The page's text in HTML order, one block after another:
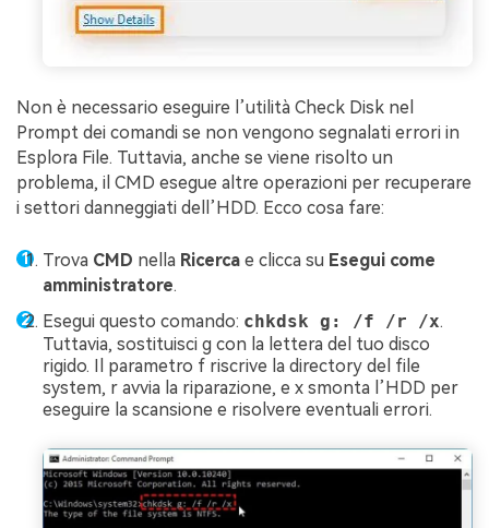
Non è necessario eseguire l’utilità Check Disk nel
Prompt dei comandi se non vengono segnalati errori in
Esplora File. Tuttavia, anche se viene risolto un
problema, il CMD esegue altre operazioni per recuperare
i settori danneggiati dell’HDD. Ecco cosa fare:
Trova CMD nella Ricerca e clicca su Esegui come
amministratore.
Esegui questo comando: chkdsk g: /f /r /x.
Tuttavia, sostituisci g con la lettera del tuo disco
rigido. Il parametro f riscrive la directory del file
system, r avvia la riparazione, e x smonta l’HDD per
eseguire la scansione e risolvere eventuali errori.